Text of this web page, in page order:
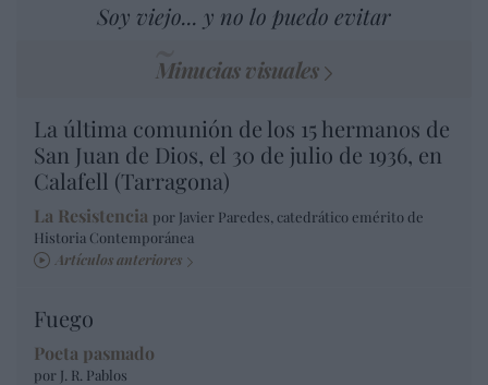
Soy viejo... y no lo puedo evitar
Minucias visuales
La última comunión de los 15 hermanos de
San Juan de Dios, el 30 de julio de 1936, en
Calafell (Tarragona)
La Resistencia por Javier Paredes, catedrático emérito de
Historia Contemporánea
Artículos anteriores
Fuego
Poeta pasmado
por J. R. Pablos